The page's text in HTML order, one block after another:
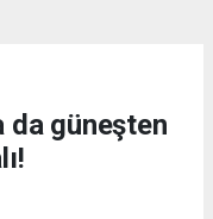
da güneşten